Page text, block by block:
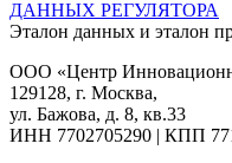
ДАННЫХ РЕГУЛЯТОРА
Эталон данных и эталон
ООО «Центр
129128, г. Москва,
ул. Бажова, д. 8, кв.33
ИНН 7702705290 | КПП